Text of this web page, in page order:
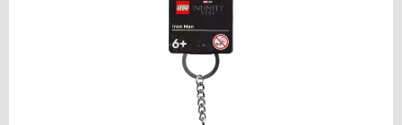
EXPOSITIONS LEGO
LEGO LES PLUS CHERS
DERNIERS LEGO AJOUTÉS